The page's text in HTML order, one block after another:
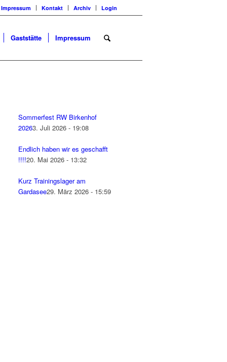
Impressum Kontakt Archiv Login
Gaststätte Impressum
Sommerfest RW Birkenhof
20263. Juli 2026 - 19:08
Endlich haben wir es geschafft
!!!!20. Mai 2026 - 13:32
Kurz Trainingslager am
Gardasee29. März 2026 - 15:59